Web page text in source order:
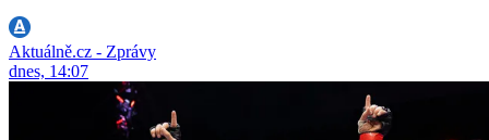
Aktuálně.cz - Zprávy
dnes, 14:07